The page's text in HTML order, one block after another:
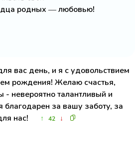
родных — любовью!
вас день, и я с удовольствием
рождения! Желаю счастья,
невероятно талантливый и
за вашу заботу, за
нас!
↑ 42 ↓